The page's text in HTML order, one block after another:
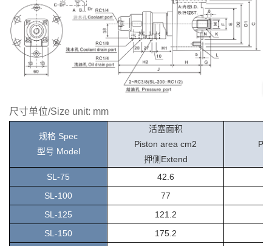
尺寸单位/Size unit: mm
规格 Spec
型号 Model
活塞面积
Piston area cm2
押侧Extend
SL-75
42.6
SL-100
77
SL-125
121.2
SL-150
175.2